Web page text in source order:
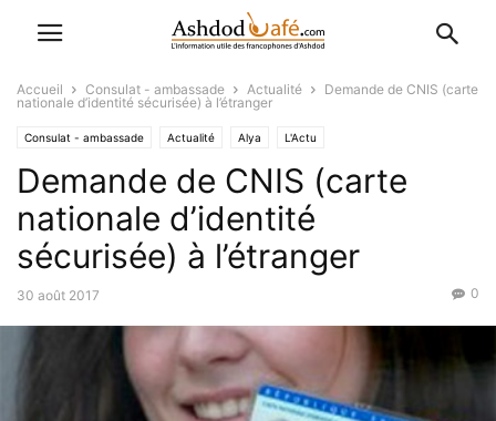
Accueil Consulat - ambassade Actualité
Demande de CNIS (carte
nationale d’identité sécurisée) à l’étranger
Consulat - ambassade Actualité Alya L'Actu
Economique-Juridique-Fiscal Favoris
Demande de CNIS (carte
nationale d’identité
sécurisée) à l’étranger
30 août 2017 0